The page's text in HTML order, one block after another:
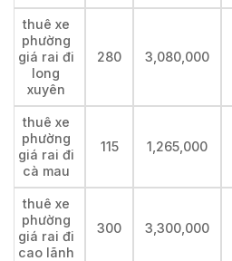
thuê xe
phường
giá rai đi
long
xuyên
280 3,080,000
thuê xe
phường
giá rai đi
cà mau
115 1,265,000
thuê xe
phường
giá rai đi
cao lãnh
300 3,300,000